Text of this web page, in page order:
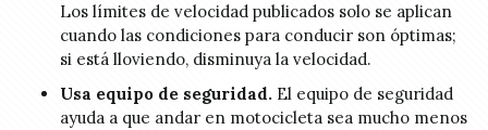
Los límites de velocidad publicados solo se aplican
cuando las condiciones para conducir son óptimas;
si está lloviendo, disminuya la velocidad.
Usa equipo de seguridad. El equipo de seguridad
ayuda a que andar en motocicleta sea mucho menos